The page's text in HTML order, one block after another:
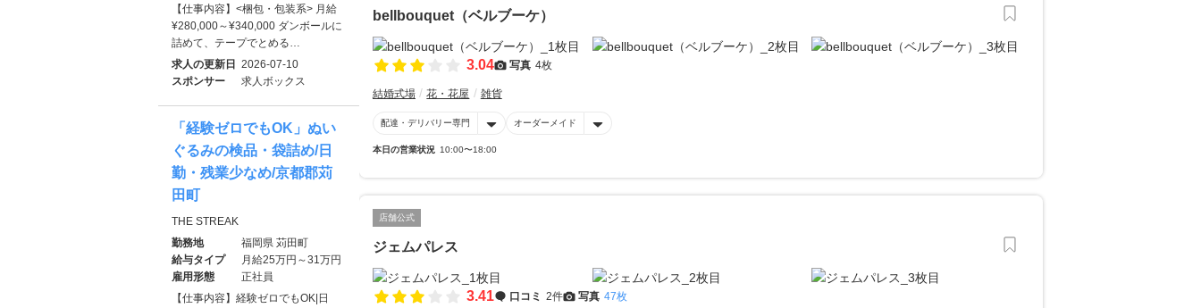
bellbouquet（ベルブーケ）
3.04 写真 4枚
結婚式場 花・花屋 雑貨
配達・デリバリー専門 オーダーメイド
本日の営業状況 10:00〜18:00
店舗公式
ジェムパレス
3.41 口コミ 2件 写真 47枚
【仕事内容】<梱包・包装系> 月給
¥280,000～¥340,000 ダンボールに
詰めて、テープでとめる…
求人の更新日
2026-07-10
スポンサー
求人ボックス
「経験ゼロでもOK」ぬい
ぐるみの検品・袋詰め/日
勤・残業少なめ/京都郡苅
田町
THE STREAK
勤務地
福岡県 苅田町
給与タイプ
月給25万円～31万円
雇用形態
正社員
【仕事内容】経験ゼロでもOK|日